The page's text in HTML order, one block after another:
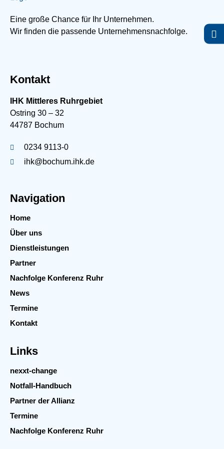
Eine große Chance für Ihr Unternehmen.
Wir finden die passende Unternehmensnachfolge.
Kontakt
IHK Mittleres Ruhrgebiet
Ostring 30 – 32
44787 Bochum
0234 9113-0
ihk@bochum.ihk.de
Navigation
Home
Über uns
Dienstleistungen
Partner
Nachfolge Konferenz Ruhr
News
Termine
Kontakt
Links
nexxt-change
Notfall-Handbuch
Partner der Allianz
Termine
Nachfolge Konferenz Ruhr